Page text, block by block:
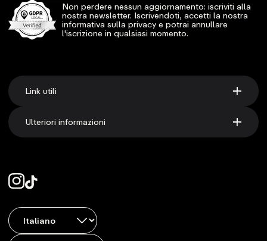
Non perdere nessun aggiornamento: iscriviti alla
nostra newsletter. Iscrivendoti, accetti la nostra
informativa sulla privacy e potrai annullare
l'iscrizione in qualsiasi momento.
Link utili
Ulteriori informazioni